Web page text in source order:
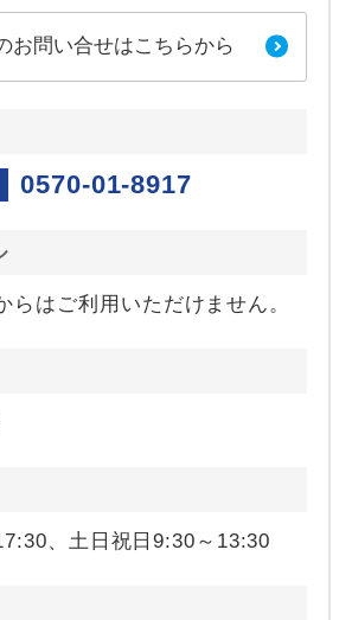
お問い合せはこちらから
0570-01-8917
らはご利用いただけません。
、土日祝日9:30～13:30